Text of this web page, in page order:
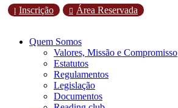
l Inscrição  Área Reservada
Quem Somos
Valores, Missão e Compromisso
Estatutos
Regulamentos
Legislação
Documentos